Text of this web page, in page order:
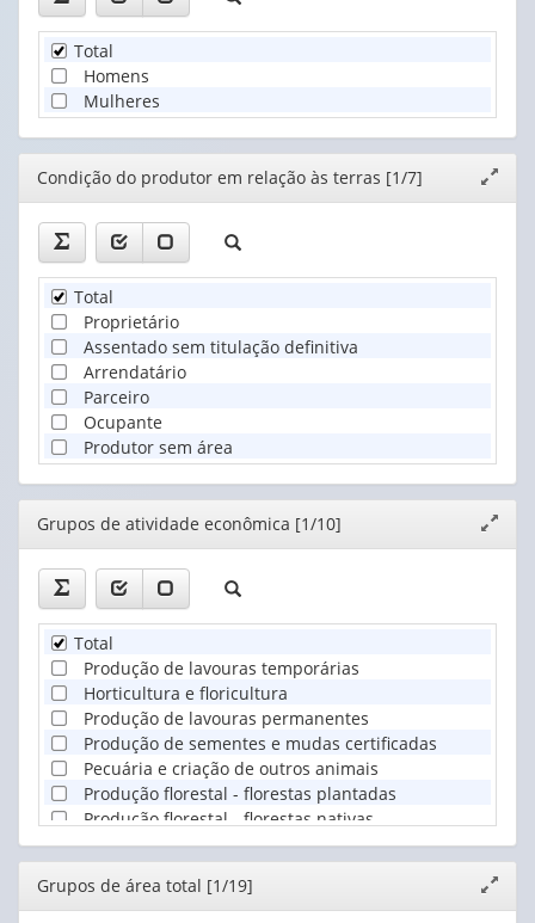
Total
Homens
Mulheres
Editor
janela
Condição do produtor em relação às terras [1/7]
Total
Proprietário
Assentado sem titulação definitiva
Arrendatário
Parceiro
Ocupante
Produtor sem área
Editor
janela
Grupos de atividade econômica [1/10]
Total
Produção de lavouras temporárias
Horticultura e floricultura
Produção de lavouras permanentes
Produção de sementes e mudas certificadas
Pecuária e criação de outros animais
Produção florestal - florestas plantadas
Produção florestal - florestas nativas
Pesca
Aquicultura
Editor
janela
Grupos de área total [1/19]